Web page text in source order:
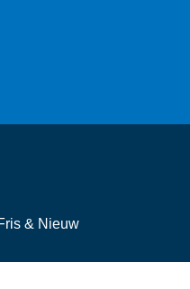
dierensport en -
dierensport en -
dierensport en
& Nieuw